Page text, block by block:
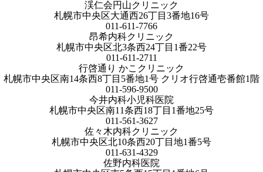
渓仁会円山クリニック
札幌市中央区大通西26丁目3番地16号
011-611-7766
昂希内科クリニック
札幌市中央区北3条西24丁目1番22号
011-611-2711
行啓通り かこクリニック
札幌市中央区南14条西8丁目5番地1号 クリオ行啓通壱番館1階
011-596-9500
今井内科小児科医院
札幌市中央区南11条西18丁目1番地25号
011-561-3627
佐々木内科クリニック
札幌市中央区北10条西20丁目地1番5号
011-631-4329
佐野内科医院